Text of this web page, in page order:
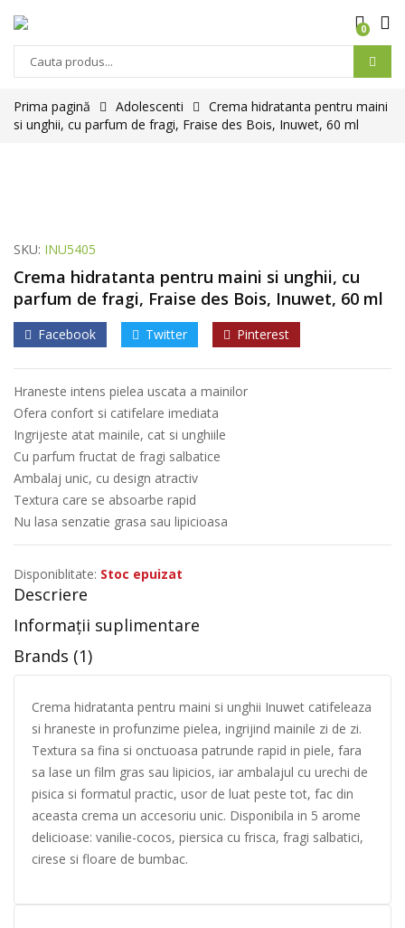
0
Prima pagină Adolescenti
Crema hidratanta pentru maini
si unghii, cu parfum de fragi, Fraise des Bois, Inuwet, 60 ml
SKU: INU5405
Crema hidratanta pentru maini si unghii, cu
parfum de fragi, Fraise des Bois, Inuwet, 60 ml
Facebook Twitter Pinterest
Hraneste intens pielea uscata a mainilor
Ofera confort si catifelare imediata
Ingrijeste atat mainile, cat si unghiile
Cu parfum fructat de fragi salbatice
Ambalaj unic, cu design atractiv
Textura care se absoarbe rapid
Nu lasa senzatie grasa sau lipicioasa
Disponiblitate: Stoc epuizat
Descriere
Informații suplimentare
Brands (1)
Crema hidratanta pentru maini si unghii Inuwet catifeleaza
si hraneste in profunzime pielea, ingrijind mainile zi de zi.
Textura sa fina si onctuoasa patrunde rapid in piele, fara
sa lase un film gras sau lipicios, iar ambalajul cu urechi de
pisica si formatul practic, usor de luat peste tot, fac din
aceasta crema un accesoriu unic. Disponibila in 5 arome
delicioase: vanilie-cocos, piersica cu frisca, fragi salbatici,
cirese si floare de bumbac.